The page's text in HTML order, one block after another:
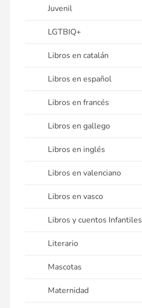
Juvenil
LGTBIQ+
Libros en catalán
Libros en español
Libros en francés
Libros en gallego
Libros en inglés
Libros en valenciano
Libros en vasco
Libros y cuentos Infantiles
Literario
Mascotas
Maternidad